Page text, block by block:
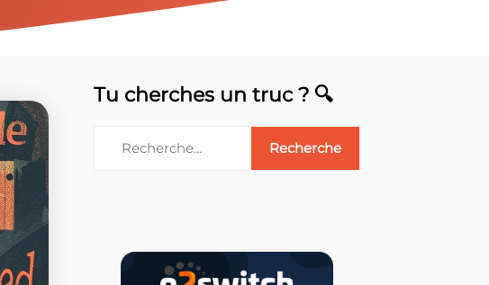
Tu cherches un truc ? 🔍